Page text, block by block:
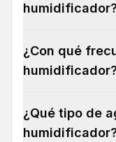
¿Con qué
¿Qué tipo de